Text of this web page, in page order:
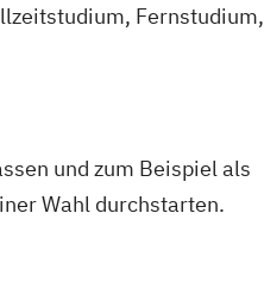
Fernstudium,
und zum Beispiel als
Wahl durchstarten.